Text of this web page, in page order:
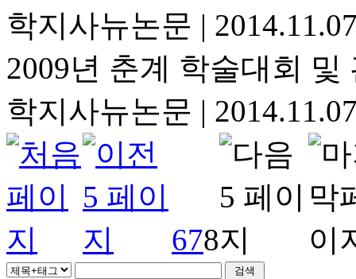
학지사뉴논문 |
2009년 춘계 학술대회
학지사뉴논문 |
678